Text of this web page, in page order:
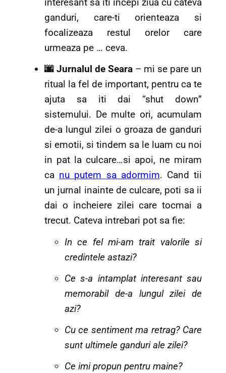
ganduri, care-ti orienteaza si
focalizeaza restul orelor care
urmeaza pe … ceva.
🌆 Jurnalul de Seara – mi se pare un
ritual la fel de important, pentru ca te
ajuta sa iti dai “shut down”
sistemului. De multe ori, acumulam
de-a lungul zilei o groaza de ganduri
si emotii, si tindem sa le luam cu noi
in pat la culcare…si apoi, ne miram
ca nu putem sa adormim. Cand tii
un jurnal inainte de culcare, poti sa ii
dai o incheiere zilei care tocmai a
trecut. Cateva intrebari pot sa fie:
In ce fel mi-am trait valorile si
credintele astazi?
Ce s-a intamplat interesant sau
memorabil de-a lungul zilei de
azi?
Cu ce sentiment ma retrag? Care
sunt ultimele ganduri ale zilei?
Ce imi propun pentru maine?